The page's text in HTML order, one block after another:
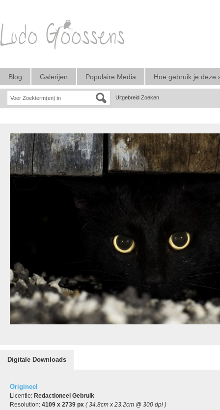
Blog Galerijen Populaire Media Hoe gebruik je deze
Uitgebreid Zoeken
Digitale Downloads
Origineel
Licentie: Redactioneel Gebruik
Resolution: 4109 x 2739 px ( 34.8cm x 23.2cm @ 300 dpi )